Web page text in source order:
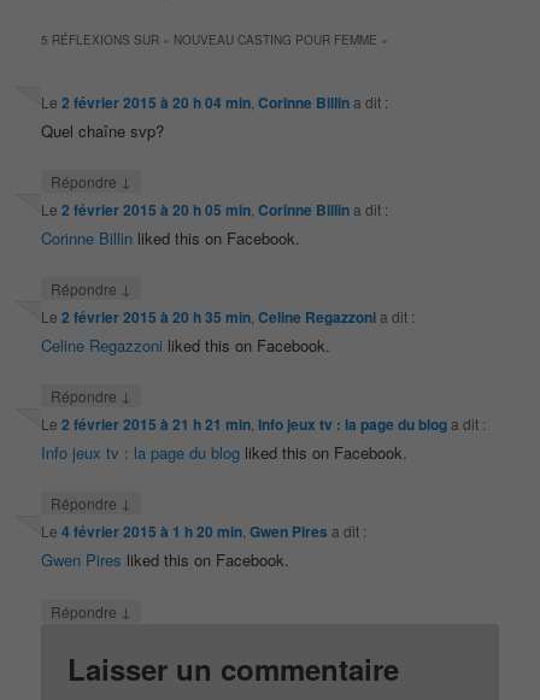
5 RÉFLEXIONS SUR « NOUVEAU CASTING POUR FEMME »
Le2 février 2015 à 20 h 04 min ,Corinne Billina dit :
Quel chaîne svp?
Répondre ↓
Le2 février 2015 à 20 h 05 min ,Corinne Billina dit :
Corinne Billin liked this on Facebook.
Répondre ↓
Le2 février 2015 à 20 h 35 min ,Celine Regazzonia dit :
Celine Regazzoni liked this on Facebook.
Répondre ↓
Le2 février 2015 à 21 h 21 min Info jeux tv : la page du bloga dit :
Info jeux tv : la page du blog liked this on Facebook.
Répondre ↓
Le4 février 2015 à 1 h 20 min ,Gwen Pires a dit :
Gwen Pires liked this on Facebook.
Répondre ↓
Laisser un commentaire